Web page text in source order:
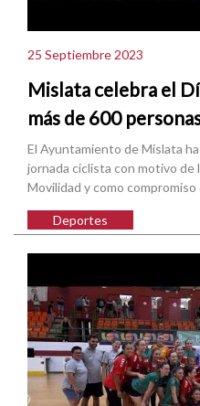
25 Septiembre 2023
Mislata celebra el
más de 600
El Ayuntamiento de Mislata
jornada ciclista con motivo de
Movilidad y como
Deportes